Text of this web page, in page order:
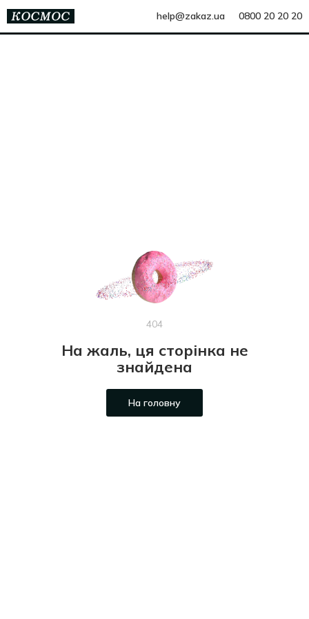
help@zakaz.ua 0800 20 20 20
404
На жаль, ця сторінка не
знайдена
На головну